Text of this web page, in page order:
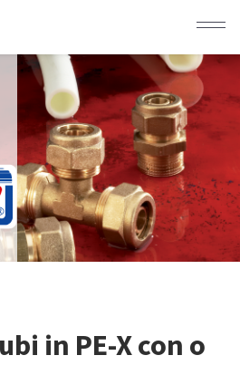
contenuto
principale
in PE-X con o